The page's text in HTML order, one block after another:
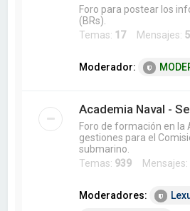
Foro para postear los
(BRs).
Temas: 17Mensajes:
Moderador:
Academia Naval -
Foro de formación en la
gestiones para el
submarino.
Temas: 939 Mensajes:
Moderadores: